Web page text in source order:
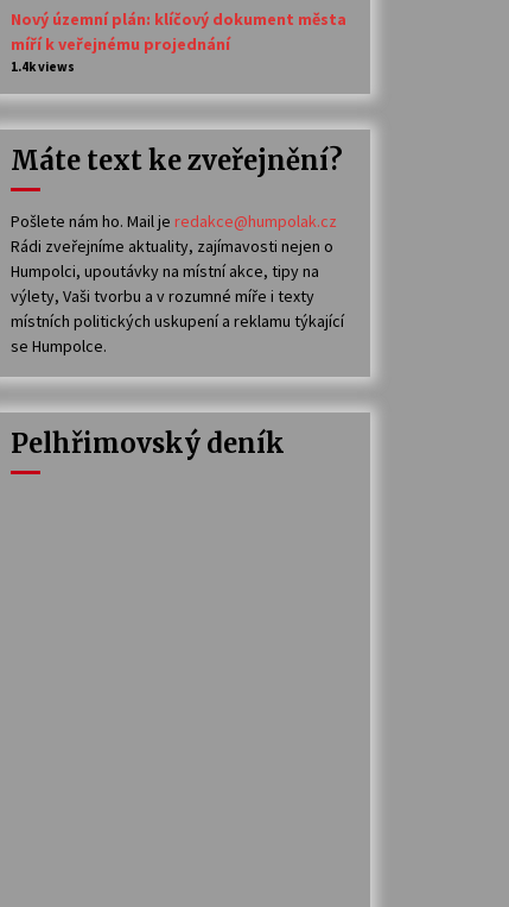
Nový územní plán: klíčový dokument města
míří k veřejnému projednání
1.4k views
Máte text ke zveřejnění?
Pošlete nám ho. Mail je redakce@humpolak.cz
Rádi zveřejníme aktuality, zajímavosti nejen o
Humpolci, upoutávky na místní akce, tipy na
výlety, Vaši tvorbu a v rozumné míře i texty
místních politických uskupení a reklamu týkající
se Humpolce.
Pelhřimovský deník